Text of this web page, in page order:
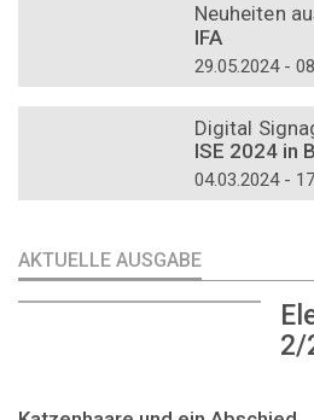
Neuheiten
IFA
29.05.2024 -
Digital
ISE 2024 in
04.03.2024 -
AKTUELLE AUSGABE
2/